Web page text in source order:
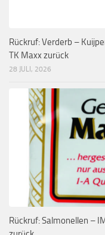
Rückruf: Verderb –
TK Maxx zurück
28 JULI, 2026
Rückruf: Salmonellen –